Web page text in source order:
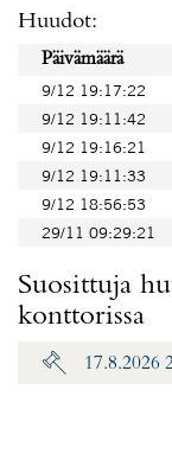
Huudot:
Päivämäärä
9/12 19:17:22
9/12 19:11:42
9/12 19:16:21
9/12 19:11:33
9/12 18:56:53
29/11 09:29:21
Suosittuja
konttorissa
17.8.2026